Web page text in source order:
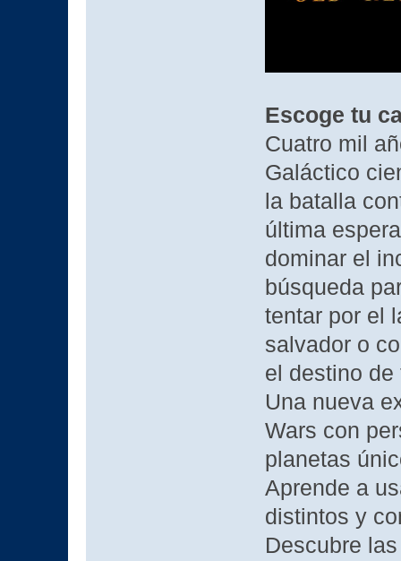
Escoge tu
Cuatro mil
Galáctico
la batalla
última
dominar el
búsqueda
tentar por el
salvador o
el destino
Una nueva
Wars con
planetas
Aprende a
distintos y
Descubre